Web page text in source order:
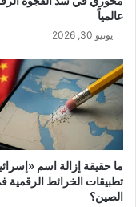
عالمياً
يونيو 30, 2026
ما حقيقة إزالة اسم
تطبيقات الخرائط الرقمية
الصين؟